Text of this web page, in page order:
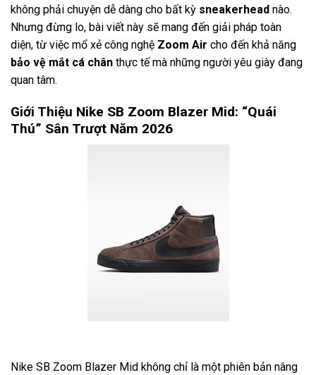
không phải chuyện dễ dàng cho bất kỳ sneakerhead nào.
Nhưng đừng lo, bài viết này sẽ mang đến giải pháp toàn
diện, từ việc mổ xẻ công nghệ Zoom Air cho đến khả năng
bảo vệ mắt cá chân thực tế mà những người yêu giày đang
quan tâm.
Giới Thiệu Nike SB Zoom Blazer Mid: “Quái
Thú” Sân Trượt Năm 2026
Nike SB Zoom Blazer Mid không chỉ là một phiên bản nâng